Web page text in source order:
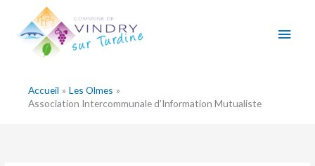
contenu
Accueil
Les Olmes
Association Intercommunale d’Information Mutualiste